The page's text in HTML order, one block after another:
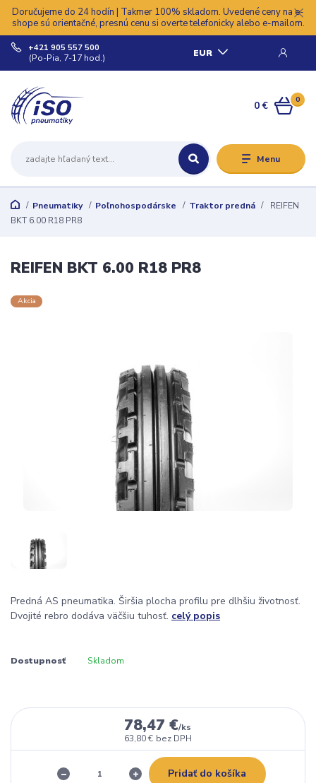
Doručujeme do 24 hodín | Takmer 100% skladom. Uvedené ceny na e-
shope sú orientačné, presnú cenu si overte telefonicky alebo e-mailom.
Menu
EUR
+421 905 557 500
(Po-Pia, 7-17 hod.)
0
0 €
Pneumatiky Poľnohospodárske Traktor predná
REIFEN
BKT 6.00 R18 PR8
REIFEN BKT 6.00 R18 PR8
Akcia
Predná AS pneumatika. Širšia plocha profilu pre dlhšiu životnosť.
Dvojité rebro dodáva väčšiu tuhosť. celý popis
Dostupnosť Skladom
78,47 €/ks
63,80 € bez DPH
Pridať do košíka